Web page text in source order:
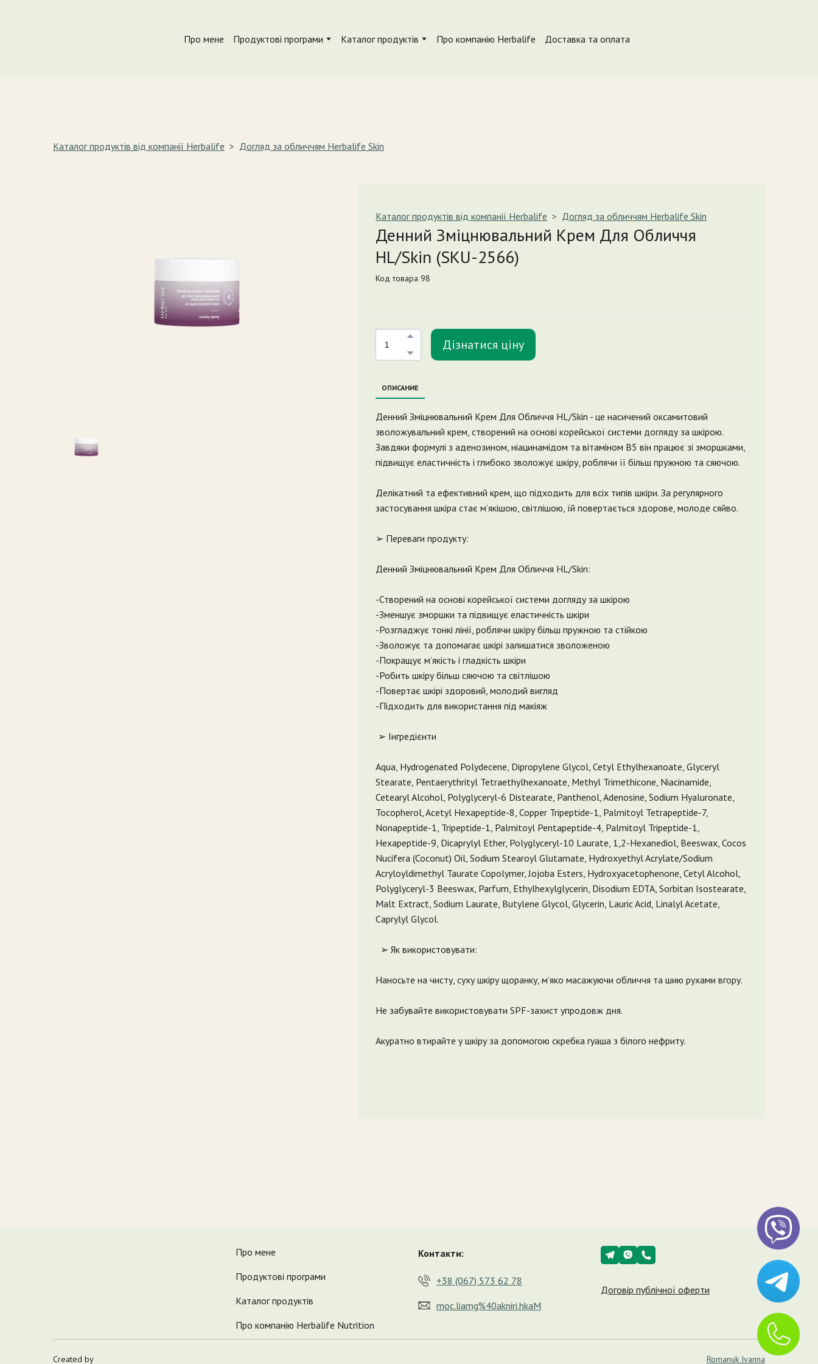
Про мене Продуктові програми Каталог продуктів Про компанію Herbalife Доставка та оплата
Каталог продуктів від компанії Herbalife Догляд за обличчям Herbalife Skin
Каталог продуктів від компанії Herbalife Догляд за обличчям Herbalife Skin
Денний Зміцнювальний Крем Для Обличчя
HL/Skin (SKU-2566)
Код товара 98
Дізнатися ціну
ОПИСАНИЕ
Денний Зміцнювальний Крем Для Обличчя HL/Skin - це насичений оксамитовий
зволожувальний крем, створений на основі корейської системи догляду за шкірою.
Завдяки формулі з аденозином, ніацинамідом та вітаміном B5 він працює зі зморшками,
підвищує еластичність і глибоко зволожує шкіру, роблячи її більш пружною та сяючою.
Делікатний та ефективний крем, що підходить для всіх типів шкіри. За регулярного
застосування шкіра стає м’якішою, світлішою, їй повертається здорове, молоде сяйво.
➢ Переваги продукту:
Денний Зміцнювальний Крем Для Обличчя HL/Skin:
-Створений на основі корейської системи догляду за шкірою
-Зменшує зморшки та підвищує еластичність шкіри
-Розгладжує тонкі лінії, роблячи шкіру більш пружною та стійкою
-Зволожує та допомагає шкірі залишатися зволоженою
-Покращує м’якість і гладкість шкіри
-Робить шкіру більш сяючою та світлішою
-Повертає шкірі здоровий, молодий вигляд
-Підходить для використання під макіяж
➢ Інгредієнти
Aqua, Hydrogenated Polydecene, Dipropylene Glycol, Cetyl Ethylhexanoate, Glyceryl
Stearate, Pentaerythrityl Tetraethylhexanoate, Methyl Trimethicone, Niacinamide,
Cetearyl Alcohol, Polyglyceryl-6 Distearate, Panthenol, Adenosine, Sodium Hyaluronate,
Tocopherol, Acetyl Hexapeptide-8, Copper Tripeptide-1, Palmitoyl Tetrapeptide-7,
Nonapeptide-1, Tripeptide-1, Palmitoyl Pentapeptide-4, Palmitoyl Tripeptide-1,
Hexapeptide-9, Dicaprylyl Ether, Polyglyceryl-10 Laurate, 1,2-Hexanediol, Beeswax, Cocos
Nucifera (Coconut) Oil, Sodium Stearoyl Glutamate, Hydroxyethyl Acrylate/Sodium
Acryloyldimethyl Taurate Copolymer, Jojoba Esters, Hydroxyacetophenone, Cetyl Alcohol,
Polyglyceryl-3 Beeswax, Parfum, Ethylhexylglycerin, Disodium EDTA, Sorbitan Isostearate,
Malt Extract, Sodium Laurate, Butylene Glycol, Glycerin, Lauric Acid, Linalyl Acetate,
Caprylyl Glycol.
➢ Як використовувати:
Наносьте на чисту, суху шкіру щоранку, м’яко масажуючи обличчя та шию рухами вгору.
Не забувайте використовувати SPF-захист упродовж дня.
Акуратно втирайте у шкіру за допомогою скребка гуаша з білого нефриту.
Про мене
Продуктові програми
Каталог продуктів
Про компанію Herbalife Nutrition
Контакти:
+38 (067) 573 62 78
moc.liamg%40akniri.hkaM
Договір публічної оферти
Created by Romanuk Ivanna